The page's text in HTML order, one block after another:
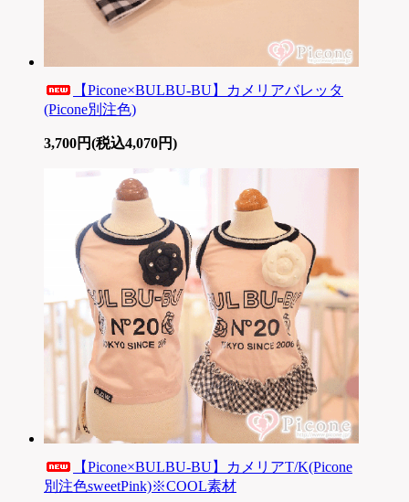
【Picone×BULBU-BU】カメリアバレッタ
(Picone別注色)
3,700円(税込4,070円)
【Picone×BULBU-BU】カメリアT/K(Picone
別注色sweetPink)※COOL素材